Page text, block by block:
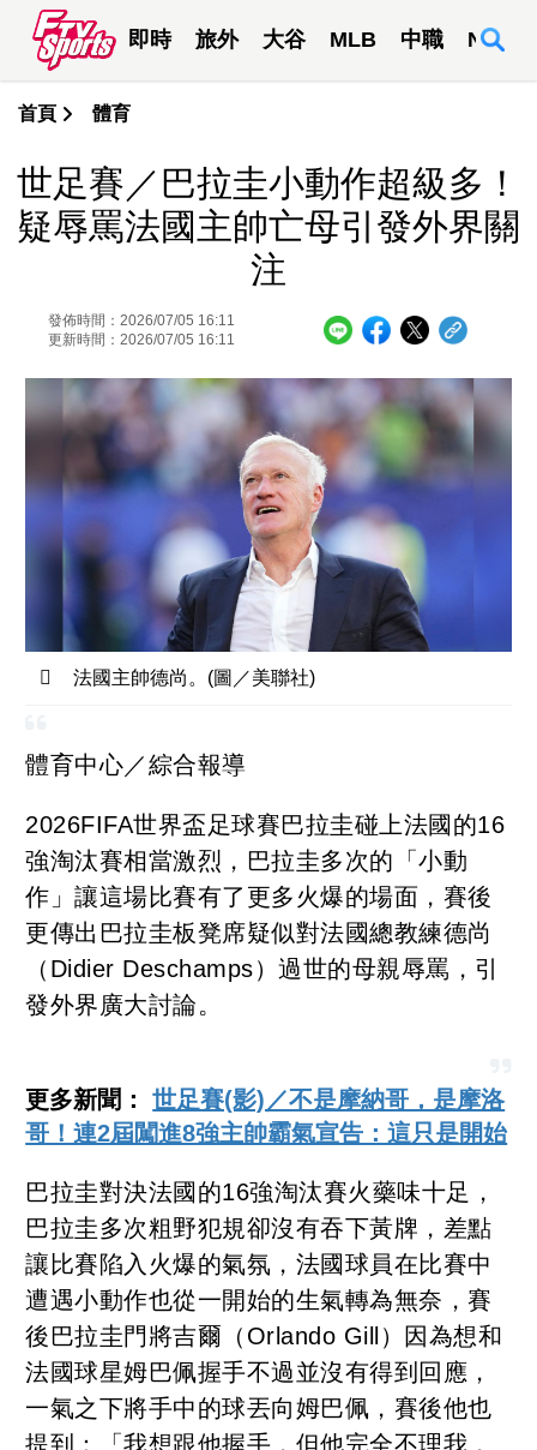
即時 旅外 大谷 MLB 中職 NBA
首頁 體育
世足賽／巴拉圭小動作超級多！
疑辱罵法國主帥亡母引發外界關
注
發佈時間：2026/07/05 16:11
更新時間：2026/07/05 16:11
法國主帥德尚。(圖／美聯社)
體育中心／綜合報導
2026FIFA世界盃足球賽巴拉圭碰上法國的16
強淘汰賽相當激烈，巴拉圭多次的「小動
作」讓這場比賽有了更多火爆的場面，賽後
更傳出巴拉圭板凳席疑似對法國總教練德尚
（Didier Deschamps）過世的母親辱罵，引
發外界廣大討論。
更多新聞：世足賽(影)／不是摩納哥，是摩洛
哥！連2屆闖進8強主帥霸氣宣告：這只是開始
巴拉圭對決法國的16強淘汰賽火藥味十足，
巴拉圭多次粗野犯規卻沒有吞下黃牌，差點
讓比賽陷入火爆的氣氛，法國球員在比賽中
遭遇小動作也從一開始的生氣轉為無奈，賽
後巴拉圭門將吉爾（Orlando Gill）因為想和
法國球星姆巴佩握手不過並沒有得到回應，
一氣之下將手中的球丟向姆巴佩，賽後他也
提到：「我想跟他握手，但他完全不理我，